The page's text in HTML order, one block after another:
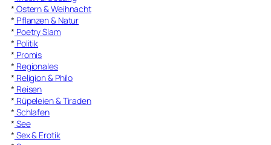
* Ostern & Weihnacht
* Pflanzen & Natur
* Poetry Slam
* Politik
* Promis
* Regionales
* Religion & Philo
* Reisen
* Rüpeleien & Tiraden
* Schlafen
* See
* Sex & Erotik